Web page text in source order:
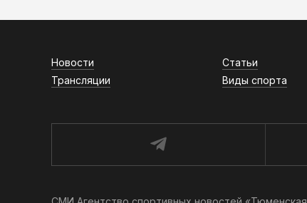
Новости Статьи
Трансляции
Виды спорта